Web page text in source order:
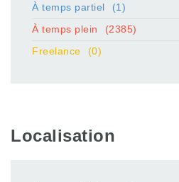
À temps partiel
(1)
À temps plein
(2385)
Freelance
(0)
Localisation